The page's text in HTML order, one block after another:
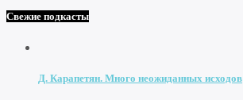
Свежие подкасты
Д. Карапетян. Много неожиданных исходов